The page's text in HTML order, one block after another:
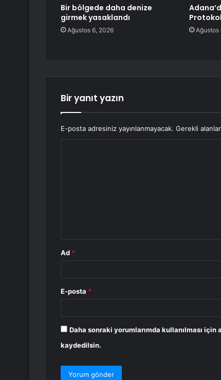
Bir bölgede daha denize
girmek yasaklandı
Ağustos 6, 2026 Ağustos
Bir yanıt yazın
E-posta adresiniz yayınlanmayacak. Gerekli alanlar
Ad *
E-posta *
Daha sonraki yorumlarımda kullanılması için
kaydedilsin.